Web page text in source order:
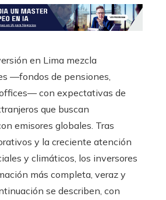
en Lima mezcla
—fondos de pensiones,
con expectativas de
que buscan
emisores globales. Tras
y la creciente atención
y climáticos, los inversores
más completa, veraz y
se describen, con